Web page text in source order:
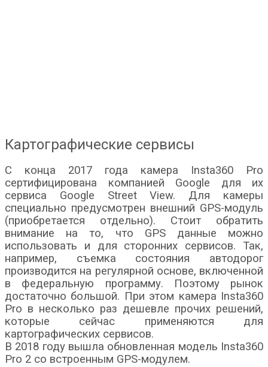
Картографические сервисы
С конца 2017 года камера Insta360 Pro
сертифицирована компанией Google для их
сервиса Google Street View. Для камеры
специально предусмотрен внешний GPS-модуль
(приобретается отдельно). Стоит обратить
внимание на то, что GPS данные можно
использовать и для сторонних сервисов. Так,
например, съемка состояния автодорог
производится на регулярной основе, включенной
в федеральную программу. Поэтому рынок
достаточно большой. При этом камера Insta360
Pro в несколько раз дешевле прочих решений,
которые сейчас применяются для
картографических сервисов.
В 2018 году вышла обновленная модель Insta360
Pro 2 со встроенным GPS-модулем.